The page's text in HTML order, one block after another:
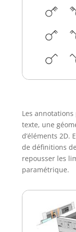
Les
texte, une
d’éléments 2D.
de définitions
repousser les
paramétrique.